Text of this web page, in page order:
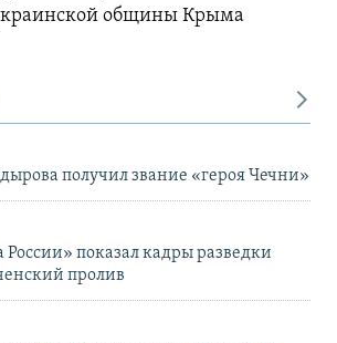
общины Крыма
получил звание «героя Чечни»
России» показал кадры разведки
пролив